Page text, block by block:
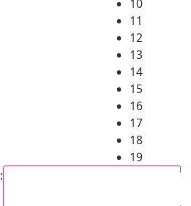
10
11
12
13
14
15
16
17
18
19
: